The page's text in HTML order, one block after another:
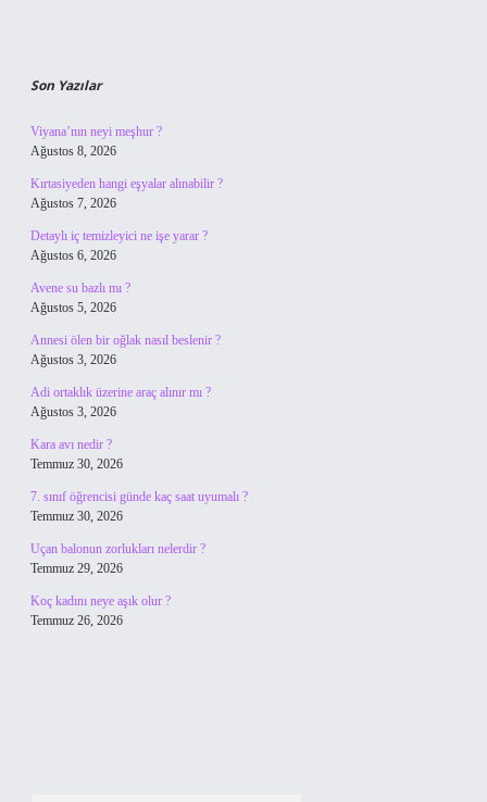
Son Yazılar
Viyana’nın neyi meşhur ?
Ağustos 8, 2026
Kırtasiyeden hangi eşyalar alınabilir ?
Ağustos 7, 2026
Detaylı iç temizleyici ne işe yarar ?
Ağustos 6, 2026
Avene su bazlı mı ?
Ağustos 5, 2026
Annesi ölen bir oğlak nasıl beslenir ?
Ağustos 3, 2026
Adi ortaklık üzerine araç alınır mı ?
Ağustos 3, 2026
Kara avı nedir ?
Temmuz 30, 2026
7. sınıf öğrencisi günde kaç saat uyumalı ?
Temmuz 30, 2026
Uçan balonun zorlukları nelerdir ?
Temmuz 29, 2026
Koç kadını neye aşık olur ?
Temmuz 26, 2026